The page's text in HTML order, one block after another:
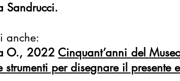
Sandrucci.
anche:
O., 2022Cinquant’anni del
strumenti per disegnare il presente